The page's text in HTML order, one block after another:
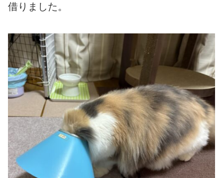
借りました。